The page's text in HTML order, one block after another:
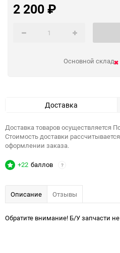
2 200₽
Основной склад
Доставка
Доставка товаров осуществляется
Стоимость доставки
оформлении заказа.
+22 баллов ?
Описание Отзывы
Обратите внимание! Б/У запчасти